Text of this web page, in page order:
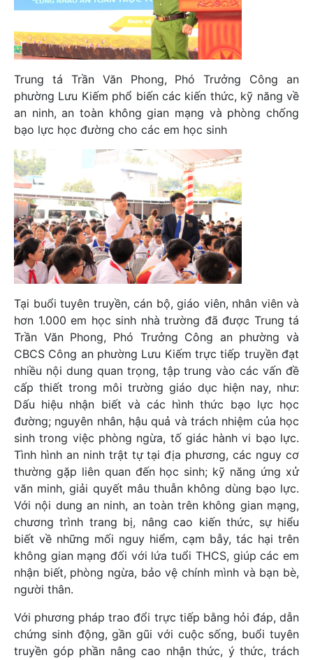
Trung tá Trần Văn Phong, Phó Trưởng Công an
phường Lưu Kiếm phổ biến các kiến thức, kỹ năng về
an ninh, an toàn không gian mạng và phòng chống
bạo lực học đường cho các em học sinh
Tại buổi tuyên truyền, cán bộ, giáo viên, nhân viên và
hơn 1.000 em học sinh nhà trường đã được Trung tá
Trần Văn Phong, Phó Trưởng Công an phường và
CBCS Công an phường Lưu Kiếm trực tiếp truyền đạt
nhiều nội dung quan trọng, tập trung vào các vấn đề
cấp thiết trong môi trường giáo dục hiện nay, như:
Dấu hiệu nhận biết và các hình thức bạo lực học
đường; nguyên nhân, hậu quả và trách nhiệm của học
sinh trong việc phòng ngừa, tố giác hành vi bạo lực.
Tình hình an ninh trật tự tại địa phương, các nguy cơ
thường gặp liên quan đến học sinh; kỹ năng ứng xử
văn minh, giải quyết mâu thuẫn không dùng bạo lực.
Với nội dung an ninh, an toàn trên không gian mạng,
chương trình trang bị, nâng cao kiến thức, sự hiểu
biết về những mối nguy hiểm, cạm bẫy, tác hại trên
không gian mạng đối với lứa tuổi THCS, giúp các em
nhận biết, phòng ngừa, bảo vệ chính mình và bạn bè,
người thân.
Với phương pháp trao đổi trực tiếp bằng hỏi đáp, dẫn
chứng sinh động, gần gũi với cuộc sống, buổi tuyên
truyền góp phần nâng cao nhận thức, ý thức, trách